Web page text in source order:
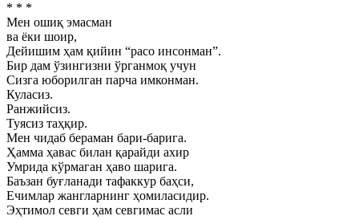
* * *
Мен ошиқ эмасман
ва ёки шоир,
Дейишим ҳам қийин “расо инсонман”.
Бир дам ўзингизни ўрганмоқ учун
Сизга юборилган парча имконман.
Куласиз.
Ранжийсиз.
Туясиз таҳқир.
Мен чидаб бераман бари-барига.
Ҳамма ҳавас билан қарайди ахир
Умрида кўрмаган ҳаво шарига.
Баъзан буғланади тафаккур баҳси,
Ечимлар жангларнинг ҳомиласидир.
Эҳтимол севги ҳам севгимас асли